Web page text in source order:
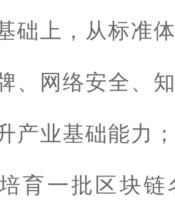
础上，从标准
、网络安全、
产业基础能力
育一批区块链